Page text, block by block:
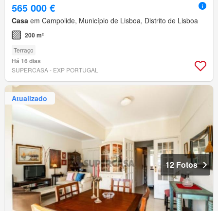
565 000 €
Casa em Campolide, Município de Lisboa, Distrito de Lisboa
200 m²
Terraço
Há 16 dias
SUPERCASA - EXP PORTUGAL
Atualizado
12 Fotos